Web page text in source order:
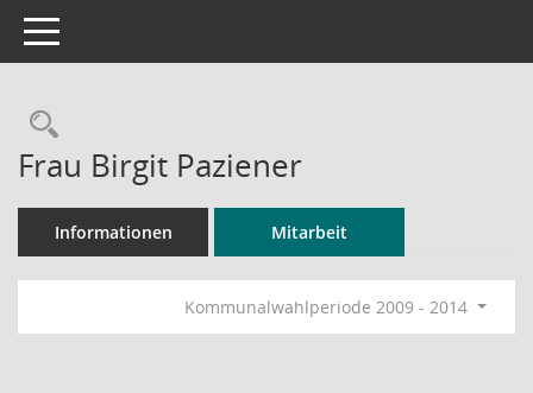
Toggle navigation
Rechercheauswahl
Frau Birgit Paziener
Informationen Mitarbeit
Kommunalwahlperiode 2009 - 2014